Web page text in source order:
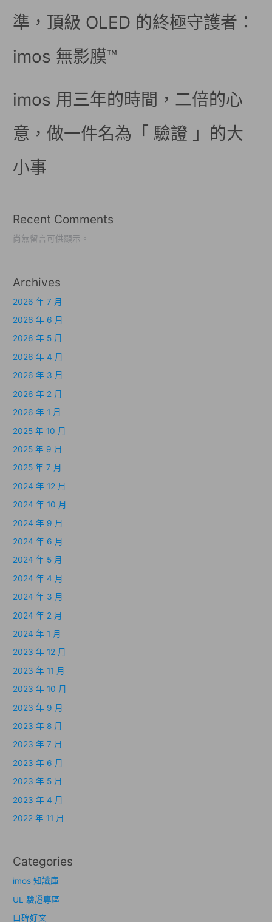
準，頂級 OLED 的終極守護者：
imos 無影膜™
imos 用三年的時間，二倍的心
意，做一件名為「 驗證 」的大
小事
Recent Comments
尚無留言可供顯示。
Archives
2026 年 7 月
2026 年 6 月
2026 年 5 月
2026 年 4 月
2026 年 3 月
2026 年 2 月
2026 年 1 月
2025 年 10 月
2025 年 9 月
2025 年 7 月
2024 年 12 月
2024 年 10 月
2024 年 9 月
2024 年 6 月
2024 年 5 月
2024 年 4 月
2024 年 3 月
2024 年 2 月
2024 年 1 月
2023 年 12 月
2023 年 11 月
2023 年 10 月
2023 年 9 月
2023 年 8 月
2023 年 7 月
2023 年 6 月
2023 年 5 月
2023 年 4 月
2022 年 11 月
Categories
imos 知識庫
UL 驗證專區
口碑好文